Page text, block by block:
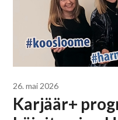
26. mai 2026
Karjäär+